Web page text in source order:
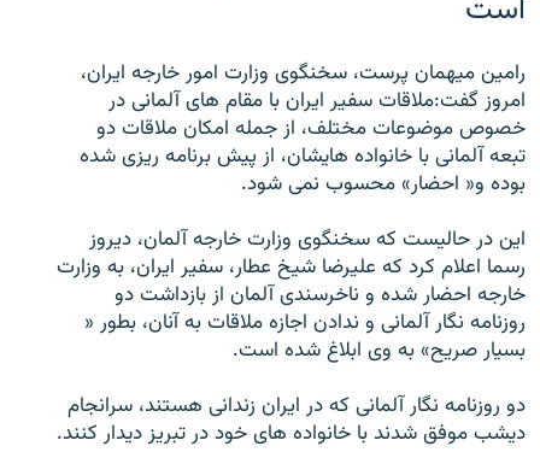
جستجو
گزارش‌های ویدئویی
English
به ما بپیوندید
زبان‌های دیگر
است
رامین میهمان پرست، سخنگوی وزارت امور خارجه ایران،
امروز گفت:ملاقات سفیر ایران با مقام های آلمانی در
خصوص موضوعات مختلف، از جمله امکان ملاقات دو
تبعه آلمانی با خانواده هایشان، از پیش برنامه ریزی شده
بوده و« احضار» محسوب نمی شود.
این در حالیست که سخنگوی وزارت خارجه آلمان، دیروز
رسما اعلام کرد که علیرضا شیخ عطار، سفیر ایران، به وزارت
خارجه احضار شده و ناخرسندی آلمان از بازداشت دو
روزنامه نگار آلمانی و ندادن اجازه ملاقات به آنان، بطور «
بسیار صریح» به وی ابلاغ شده است.
دو روزنامه نگار آلمانی که در ایران زندانی هستند، سرانجام
دیشب موفق شدند با خانواده های خود در تبریز دیدار کنند.